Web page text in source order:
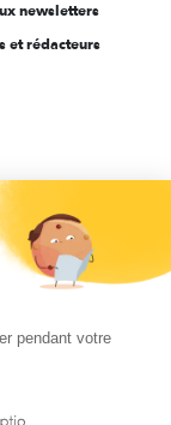
newsletters
et rédacteurs
2026 Tout droits réservés
pendant votre